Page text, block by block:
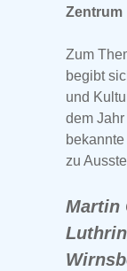
Zentrum
Zum
begibt
und
dem
zu
Martin